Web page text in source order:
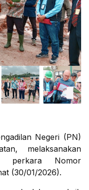
Negeri (PN)
melaksanakan
perkara Nomor
(30/01/2026).